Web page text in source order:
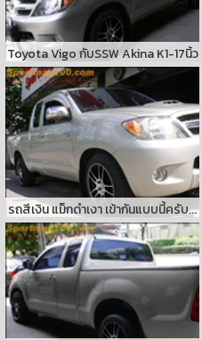
Toyota Vigo กับSSW Akina K1-17นิ้ว
รถสีเงิน แม็กดำเงา เข้ากันแบบนี้ครับ...